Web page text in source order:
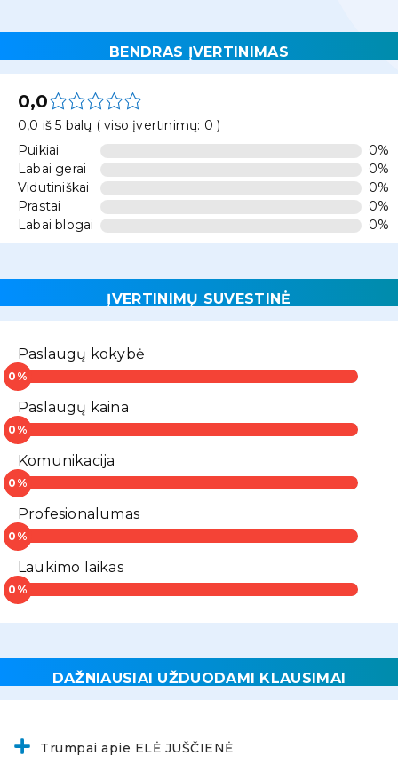
BENDRAS ĮVERTINIMAS
0,0
0,0 iš 5 balų ( viso įvertinimų: 0 )
Puikiai
0%
Labai gerai
0%
Vidutiniškai
0%
Prastai
0%
Labai blogai
0%
ĮVERTINIMŲ SUVESTINĖ
Paslaugų kokybė
Paslaugų kaina
Komunikacija
Profesionalumas
Laukimo laikas
DAŽNIAUSIAI UŽDUODAMI KLAUSIMAI
Trumpai apie ELĖ JUŠČIENĖ